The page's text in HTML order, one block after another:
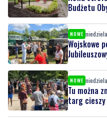
Budżetu
NOWE
Wojskowe
NOWE
Tu można
targ cieszy